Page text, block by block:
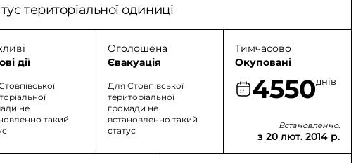
територіальної одиниці
дії
не
такий
Оголошена
Євакуація
Для Стовпівської
територіальної
громади не
встановленно такий
статус
Тимчасово
Окуповані
4550днів
Встановленно:
з 20 лют. 2014 р.